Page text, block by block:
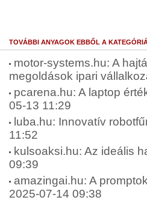
TOVÁBBI ANYAGOK EBBŐL A
motor-systems.hu: A
megoldások ipari
pcarena.hu: A laptop
05-13 11:29
luba.hu: Innovatív
11:52
kulsoaksi.hu: Az ideális
09:39
amazingai.hu: A
2025-07-14 09:38